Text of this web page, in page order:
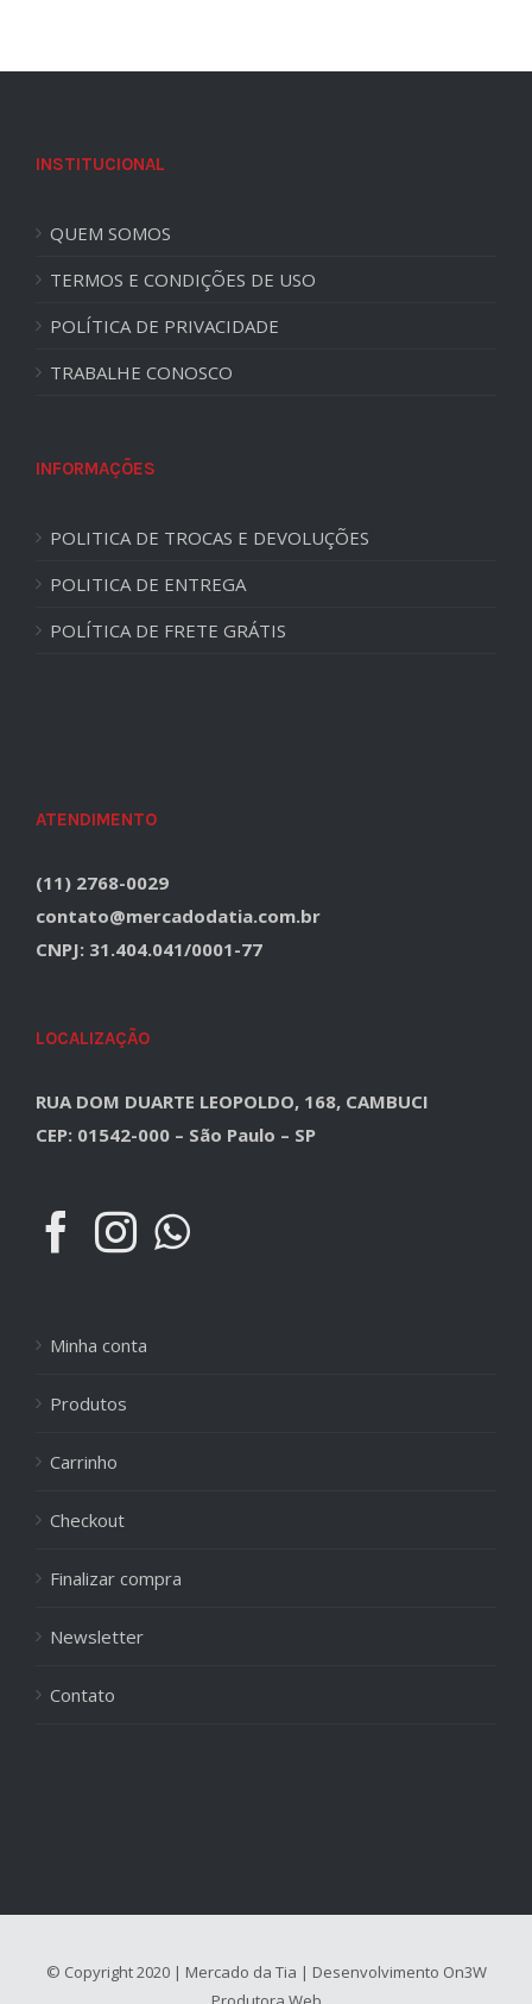
INSTITUCIONAL
QUEM SOMOS
TERMOS E CONDIÇÕES DE USO
POLÍTICA DE PRIVACIDADE
TRABALHE CONOSCO
INFORMAÇÕES
POLITICA DE TROCAS E DEVOLUÇÕES
POLITICA DE ENTREGA
POLÍTICA DE FRETE GRÁTIS
ATENDIMENTO
(11) 2768-0029
contato@mercadodatia.com.br
CNPJ: 31.404.041/0001-77
LOCALIZAÇÃO
RUA DOM DUARTE LEOPOLDO, 168, CAMBUCI
CEP: 01542-000 – São Paulo – SP
Minha conta
Produtos
Carrinho
Checkout
Finalizar compra
Newsletter
Contato
© Copyright 2020 | Mercado da Tia | Desenvolvimento On3W